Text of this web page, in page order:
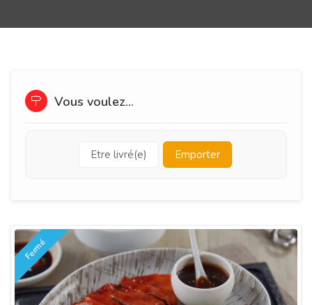
Vous voulez...
Etre livré(e) Emporter
Fermé